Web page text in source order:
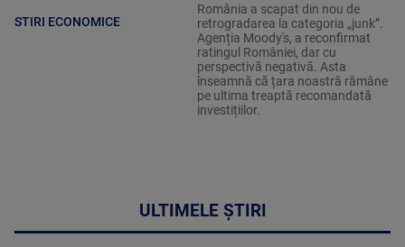
STIRI ECONOMICE
România a scapat din nou de
retrogradarea la categoria „junk”.
Agenția Moody's, a reconfirmat
ratingul României, dar cu
perspectivă negativă. Asta
înseamnă că țara noastră rămâne
pe ultima treaptă recomandată
investițiilor.
ULTIMELE ȘTIRI